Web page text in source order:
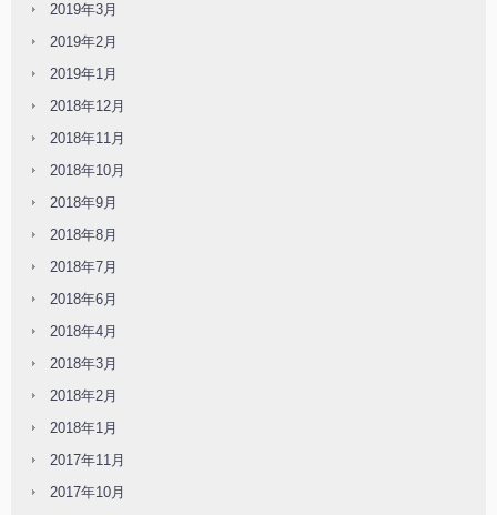
2019年3月
2019年2月
2019年1月
2018年12月
2018年11月
2018年10月
2018年9月
2018年8月
2018年7月
2018年6月
2018年4月
2018年3月
2018年2月
2018年1月
2017年11月
2017年10月